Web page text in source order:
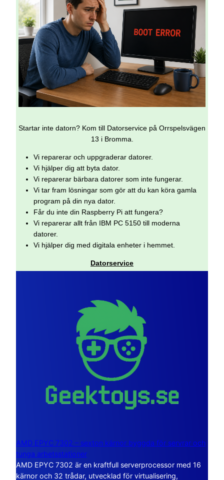
Startar inte datorn? Kom till Datorservice på Orrspelsvägen
13 i Bromma.
Vi reparerar och uppgraderar datorer.
Vi hjälper dig att byta dator.
Vi reparerar bärbara datorer som inte fungerar.
Vi tar fram lösningar som gör att du kan köra gamla
program på din nya dator.
Får du inte din Raspberry Pi att fungera?
Vi reparerar allt från IBM PC 5150 till moderna
datorer.
Vi hjälper dig med digitala enheter i hemmet.
Datorservice
AMD EPYC 7302 – sexton kärnor byggda för servrar och
tunga arbetsstationer
AMD EPYC 7302 är en kraftfull serverprocessor med 16
kärnor och 32 trådar, utvecklad för virtualisering,